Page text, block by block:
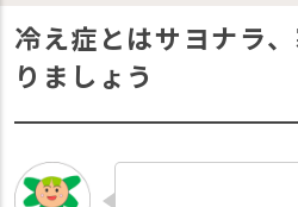
冷え症とはサヨナラ
りましょう